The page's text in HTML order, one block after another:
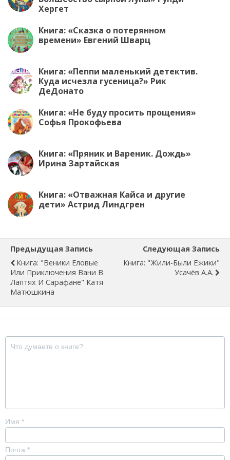
Хергет
Книга: «Сказка о потерянном
времени» Евгений Шварц
Книга: «Пеппи маленький детектив.
Куда исчезла гусеница?» Рик
ДеДонато
Книга: «Не буду просить прощения»
Софья Прокофьева
Книга: «Пряник и Вареник. Дождь»
Ирина Зартайская
Книга: «Отважная Кайса и другие
дети» Астрид Линдгрен
Предыдущая Запись
Книга: "Веники Еловые
Или Приключения Вани В
Лаптях И Сарафане" Катя
Матюшкина
Следующая Запись
Книга: "Жили-Были Ёжики"
Усачёв А.А.
Имя *
Почта *